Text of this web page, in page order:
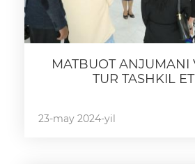
MATBUOT ANJUMANI
TUR TASHKIL
23-may 2024-yil